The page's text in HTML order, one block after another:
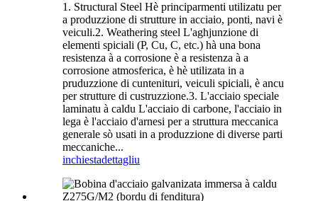
1. Structural Steel Hè principarmenti utilizatu per
a produzzione di strutture in acciaio, ponti, navi è
veiculi.2. Weathering steel L'aghjunzione di
elementi spiciali (P, Cu, C, etc.) hà una bona
resistenza à a corrosione è a resistenza à a
corrosione atmosferica, è hè utilizata in a
pruduzzione di cuntenituri, veiculi spiciali, è ancu
per strutture di custruzzione.3. L'acciaio speciale
laminatu à caldu L'acciaio di carbone, l'acciaio in
lega è l'acciaio d'arnesi per a struttura meccanica
generale sò usati in a produzzione di diverse parti
meccaniche...
inchiestadettagliu